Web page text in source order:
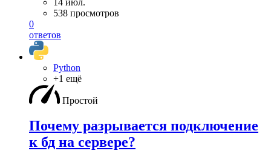
538 просмотров
0
ответов
Python
+1 ещё
Простой
Почему разрывается подключение
к бд на сервере?